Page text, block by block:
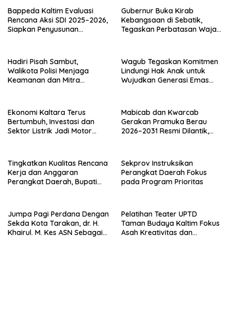
Bappeda Kaltim Evaluasi
Rencana Aksi SDI 2025–2026,
Siapkan Penyusunan
Gubernur Buka Kirab
Kebangsaan di Sebatik,
Tegaskan Perbatasan Wajah
Hadiri Pisah Sambut,
Walikota Polisi Menjaga
Keamanan dan Mitra
Wagub Tegaskan Komitmen
Lindungi Hak Anak untuk
Wujudkan Generasi Emas
Ekonomi Kaltara Terus
Bertumbuh, Investasi dan
Sektor Listrik Jadi Motor
Mabicab dan Kwarcab
Gerakan Pramuka Berau
2026–2031 Resmi Dilantik,
Tingkatkan Kualitas Rencana
Kerja dan Anggaran
Perangkat Daerah, Bupati
Sekprov Instruksikan
Perangkat Daerah Fokus
pada Program Prioritas
Jumpa Pagi Perdana Dengan
Sekda Kota Tarakan, dr. H.
Khairul. M. Kes ASN Sebagai
Pelatihan Teater UPTD
Taman Budaya Kaltim Fokus
Asah Kreativitas dan